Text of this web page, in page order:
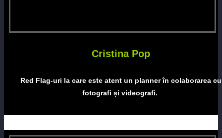
Cristina Pop
Red Flag-uri la care este atent un planner în colaborarea cu
fotografi și videografi.